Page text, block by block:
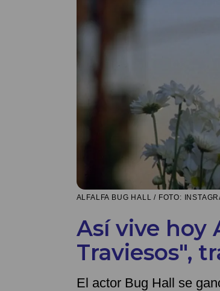
ALFALFA BUG HALL / FOTO:
Así vive hoy
Traviesos",
El actor Bug Hall se